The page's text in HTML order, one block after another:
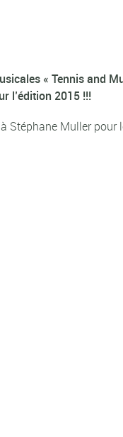
« Tennis and
l’édition 2015 !!!
Stéphane Muller pour